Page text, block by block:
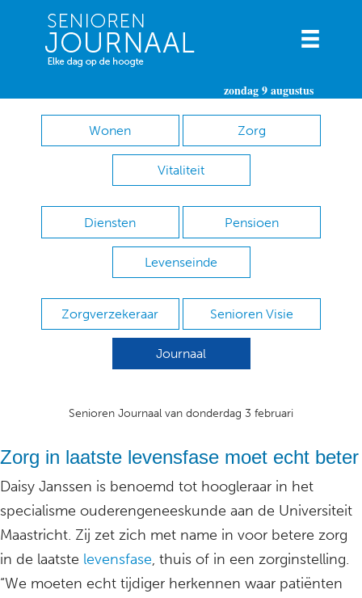
zondag 9 augustus
Wonen Zorg
Vitaliteit
Diensten Pensioen
Levenseinde
Zorgverzekeraar Senioren Visie
Journaal
Senioren Journaal van donderdag 3 februari
Zorg in laatste levensfase moet echt beter
Daisy Janssen is benoemd tot hoogleraar in het
specialisme ouderengeneeskunde aan de Universiteit
Maastricht. Zij zet zich met name in voor betere zorg
in de laatste levensfase, thuis of in een zorginstelling.
“We moeten echt tijdiger herkennen waar patiënten